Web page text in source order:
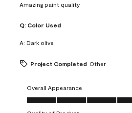
Amazing paint quality
Q: Color Used
A: Dark olive
Project Completed Other
Overall Appearance
Overall Appearance, 5.0 out of 5